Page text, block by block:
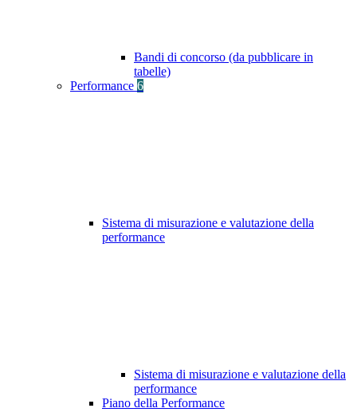
Bandi di concorso (da pubblicare in
tabelle)
Performance 6
Sistema di misurazione e valutazione della
performance
Sistema di misurazione e valutazione della
performance
Piano della Performance